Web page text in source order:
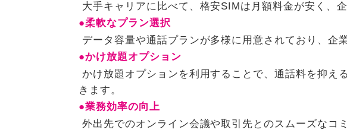
大手キャリアに比べて、格安SIMは月額料金が安く、
●柔軟なプラン選択
データ容量や通話プランが多様に用意されており、企
●かけ放題オプション
かけ放題オプションを利用することで、通話料を抑え
きます。
●業務効率の向上
外出先でのオンライン会議や取引先とのスムーズなコ